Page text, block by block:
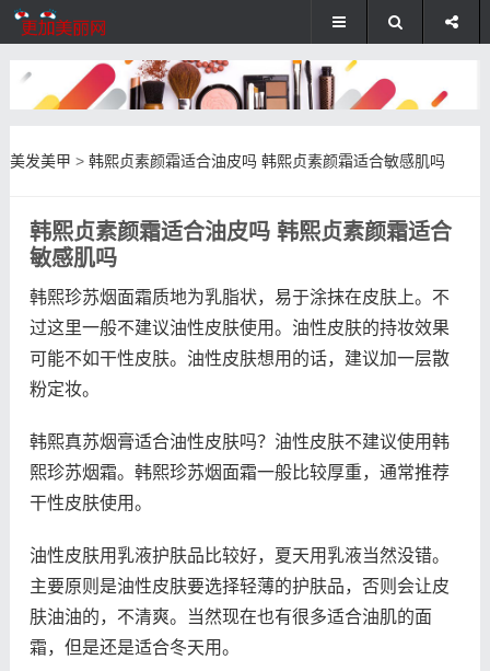
美发美甲 > 韩熙贞素颜霜适合油皮吗 韩熙贞素颜霜适合敏感肌吗
韩熙贞素颜霜适合油皮吗 韩熙贞素颜霜适合
敏感肌吗
韩熙珍苏烟面霜质地为乳脂状，易于涂抹在皮肤上。不
过这里一般不建议油性皮肤使用。油性皮肤的持妆效果
可能不如干性皮肤。油性皮肤想用的话，建议加一层散
粉定妆。
韩熙真苏烟膏适合油性皮肤吗？油性皮肤不建议使用韩
熙珍苏烟霜。韩熙珍苏烟面霜一般比较厚重，通常推荐
干性皮肤使用。
油性皮肤用乳液护肤品比较好，夏天用乳液当然没错。
主要原则是油性皮肤要选择轻薄的护肤品，否则会让皮
肤油油的，不清爽。当然现在也有很多适合油肌的面
霜，但是还是适合冬天用。